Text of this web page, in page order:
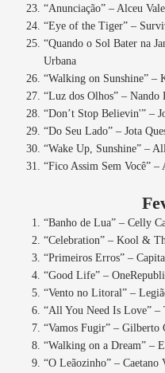
“Anunciação” – Alceu
“Eye of the Tiger” –
“Quando o Sol Bater na
Urbana
“Walking on Sunshine” –
“Luz dos Olhos” – Nando
“Don’t Stop Believin'” –
“Do Seu Lado” – Jota
“Wake Up, Sunshine” –
“Fico Assim Sem Você” –
“Banho de Lua” – Celly
“Celebration” – Kool &
“Primeiros Erros” –
“Good Life” –
“Vento no Litoral” –
“All You Need Is Love” –
“Vamos Fugir” – Gilberto
“Walking on a Dream” –
“O Leãozinho” – Caetano